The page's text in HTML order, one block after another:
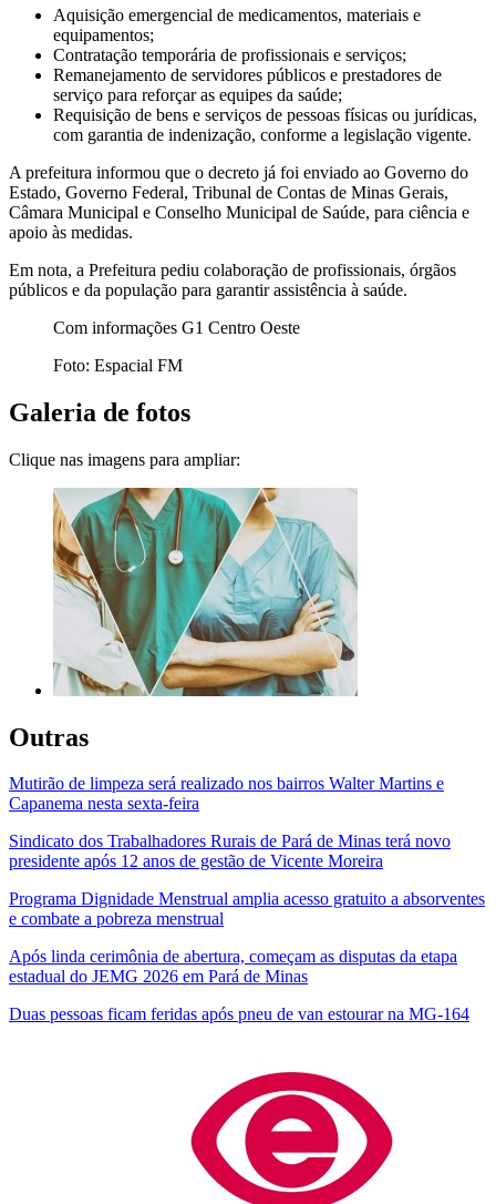
Aquisição emergencial de medicamentos, materiais e
equipamentos;
Contratação temporária de profissionais e serviços;
Remanejamento de servidores públicos e prestadores de
serviço para reforçar as equipes da saúde;
Requisição de bens e serviços de pessoas físicas ou jurídicas,
com garantia de indenização, conforme a legislação vigente.
A prefeitura informou que o decreto já foi enviado ao Governo do
Estado, Governo Federal, Tribunal de Contas de Minas Gerais,
Câmara Municipal e Conselho Municipal de Saúde, para ciência e
apoio às medidas.
Em nota, a Prefeitura pediu colaboração de profissionais, órgãos
públicos e da população para garantir assistência à saúde.
Com informações G1 Centro Oeste
Foto: Espacial FM
Galeria de fotos
Clique nas imagens para ampliar:
Outras
Mutirão de limpeza será realizado nos bairros Walter Martins e
Capanema nesta sexta-feira
Sindicato dos Trabalhadores Rurais de Pará de Minas terá novo
presidente após 12 anos de gestão de Vicente Moreira
Programa Dignidade Menstrual amplia acesso gratuito a absorventes
e combate a pobreza menstrual
Após linda cerimônia de abertura, começam as disputas da etapa
estadual do JEMG 2026 em Pará de Minas
Duas pessoas ficam feridas após pneu de van estourar na MG-164